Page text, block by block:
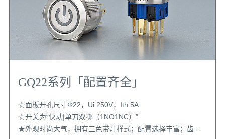
GQ22系列「配置齐全」
☆面板开孔尺寸Φ22，Ui:250V，Ith:5A
☆开关为“快动|单刀双掷（1NO1NC）”
★外观时尚大气，拥有三色带灯样式；配置选择丰富；齿轮